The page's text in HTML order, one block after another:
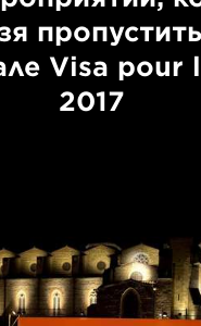
Visa pour
2017